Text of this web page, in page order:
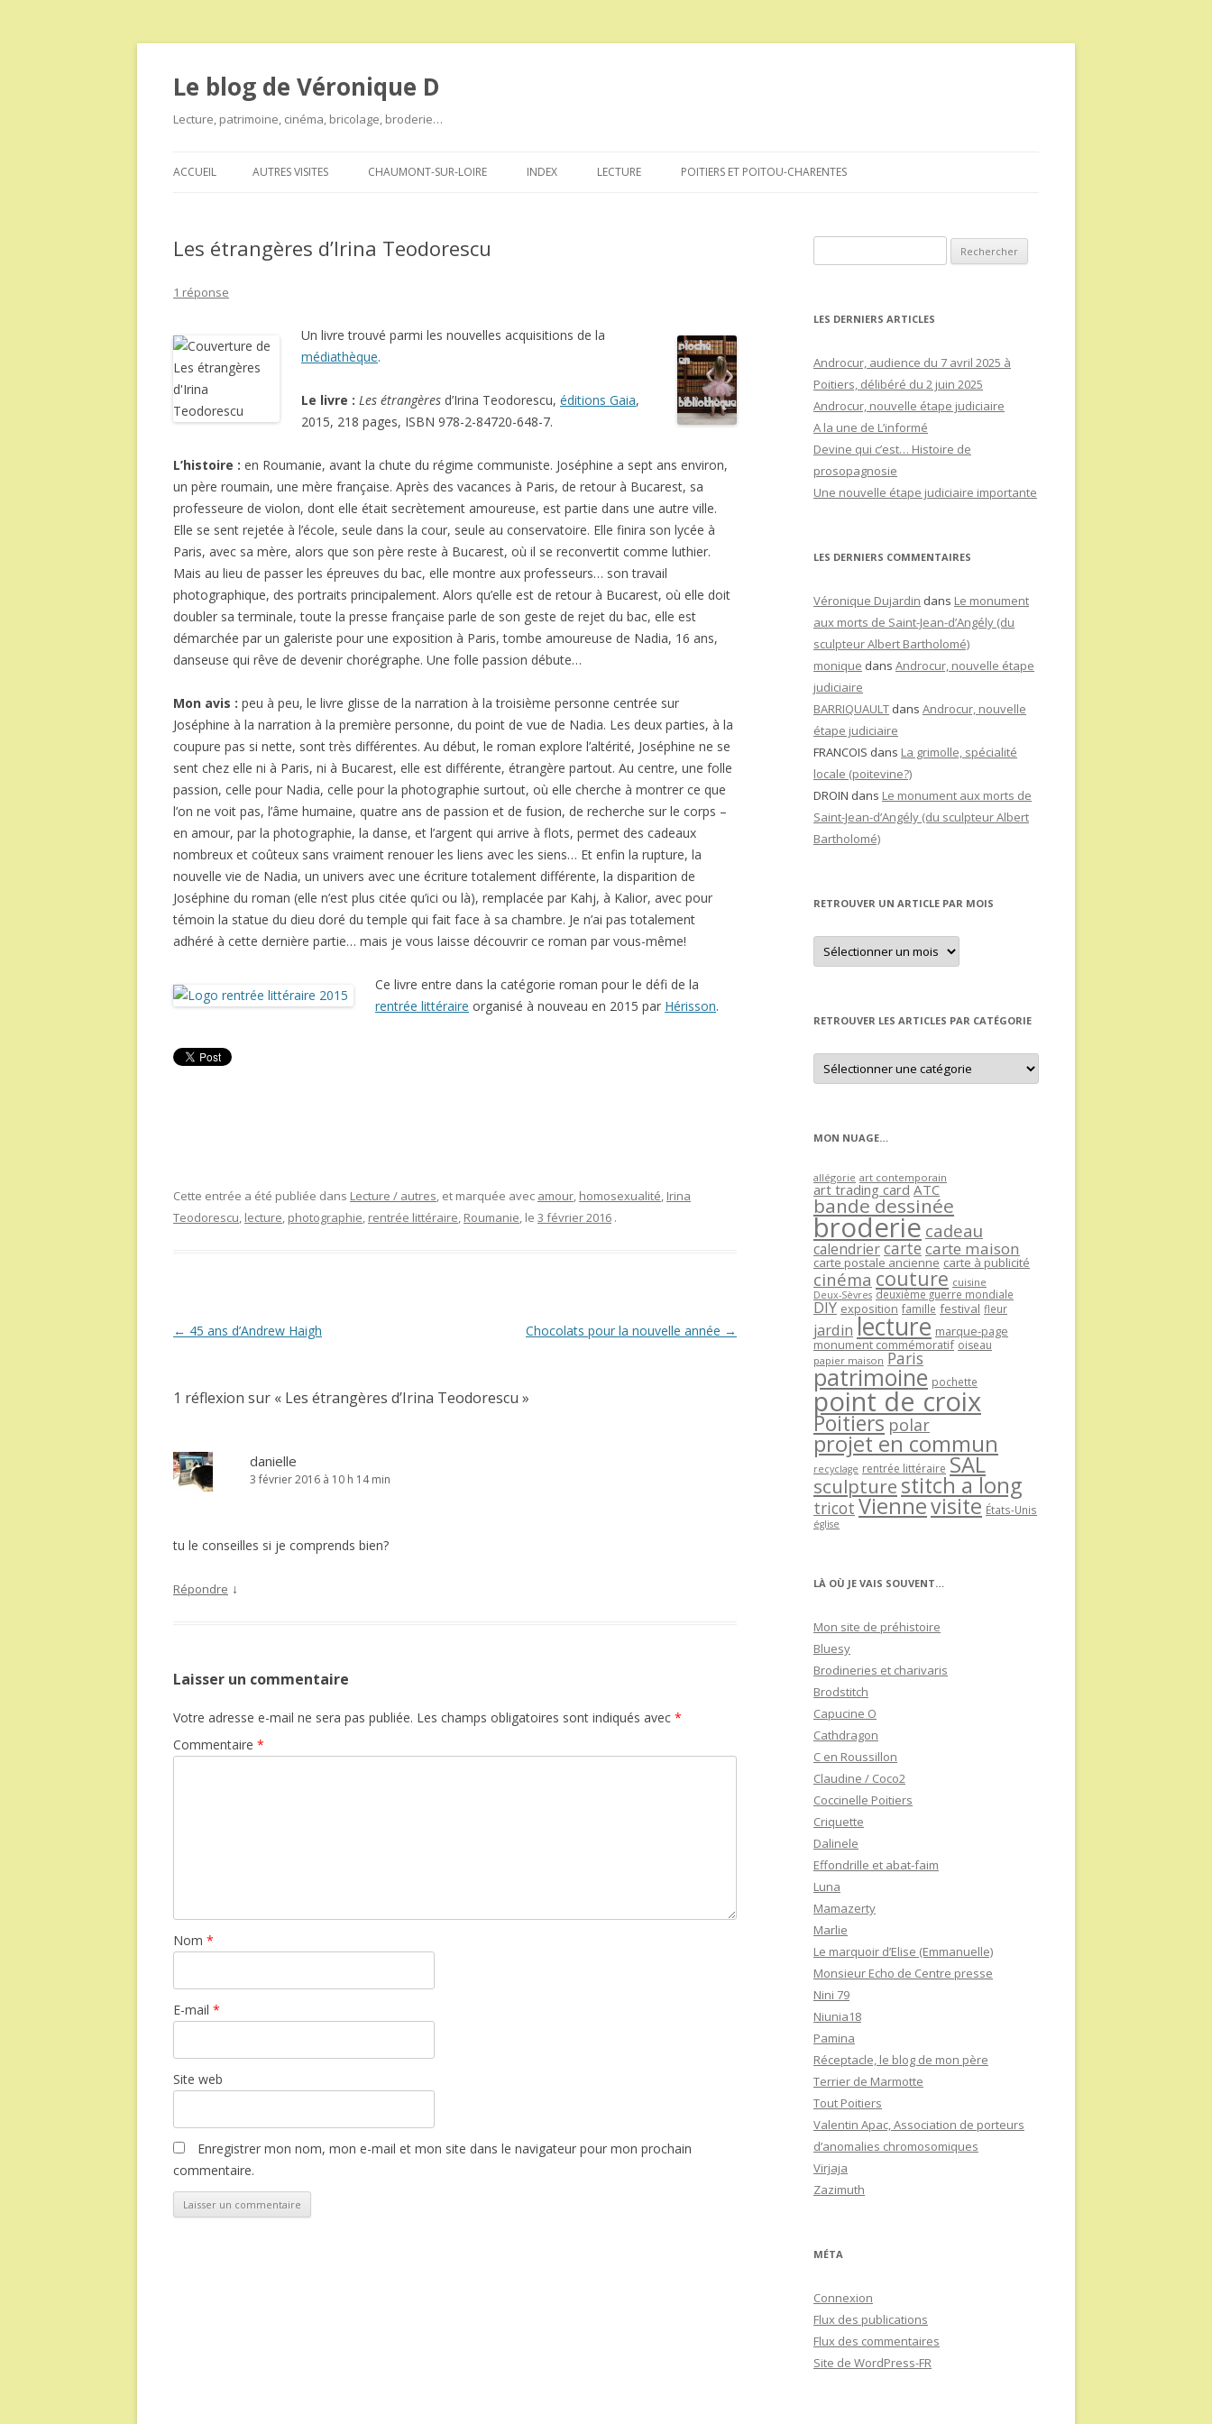
Le blog de Véronique D
Lecture, patrimoine, cinéma, bricolage, broderie…
au
ACCUEIL AUTRES VISITES CHAUMONT-SUR-LOIRE INDEX LECTURE POITIERS ET POITOU-CHARENTES
Les étrangères d’Irina Teodorescu
1 réponse
Un livre trouvé parmi les nouvelles acquisitions de la
médiathèque.
Le livre : Les étrangères d’Irina Teodorescu, éditions Gaia,
2015, 218 pages, ISBN 978-2-84720-648-7.
L’histoire : en Roumanie, avant la chute du régime communiste. Joséphine a sept ans environ,
un père roumain, une mère française. Après des vacances à Paris, de retour à Bucarest, sa
professeure de violon, dont elle était secrètement amoureuse, est partie dans une autre ville.
Elle se sent rejetée à l’école, seule dans la cour, seule au conservatoire. Elle finira son lycée à
Paris, avec sa mère, alors que son père reste à Bucarest, où il se reconvertit comme luthier.
Mais au lieu de passer les épreuves du bac, elle montre aux professeurs… son travail
photographique, des portraits principalement. Alors qu’elle est de retour à Bucarest, où elle doit
doubler sa terminale, toute la presse française parle de son geste de rejet du bac, elle est
démarchée par un galeriste pour une exposition à Paris, tombe amoureuse de Nadia, 16 ans,
danseuse qui rêve de devenir chorégraphe. Une folle passion débute…
Mon avis : peu à peu, le livre glisse de la narration à la troisième personne centrée sur
Joséphine à la narration à la première personne, du point de vue de Nadia. Les deux parties, à la
coupure pas si nette, sont très différentes. Au début, le roman explore l’altérité, Joséphine ne se
sent chez elle ni à Paris, ni à Bucarest, elle est différente, étrangère partout. Au centre, une folle
passion, celle pour Nadia, celle pour la photographie surtout, où elle cherche à montrer ce que
l’on ne voit pas, l’âme humaine, quatre ans de passion et de fusion, de recherche sur le corps –
en amour, par la photographie, la danse, et l’argent qui arrive à flots, permet des cadeaux
nombreux et coûteux sans vraiment renouer les liens avec les siens… Et enfin la rupture, la
nouvelle vie de Nadia, un univers avec une écriture totalement différente, la disparition de
Joséphine du roman (elle n’est plus citée qu’ici ou là), remplacée par Kahj, à Kalior, avec pour
témoin la statue du dieu doré du temple qui fait face à sa chambre. Je n’ai pas totalement
adhéré à cette dernière partie… mais je vous laisse découvrir ce roman par vous-même!
Ce livre entre dans la catégorie roman pour le défi de la
rentrée littéraire organisé à nouveau en 2015 par Hérisson.
Cette entrée a été publiée dans Lecture / autres, et marquée avec amour, homosexualité, Irina
Teodorescu, lecture, photographie, rentrée littéraire, Roumanie, le 3 février 2016 .
Navigation
← 45 ans d’Andrew Haigh Chocolats pour la nouvelle année →
1 réflexion sur « Les étrangères d’Irina Teodorescu »
danielle
3 février 2016 à 10 h 14 min
tu le conseilles si je comprends bien?
Répondre ↓
Laisser un commentaire
Votre adresse e-mail ne sera pas publiée. Les champs obligatoires sont indiqués avec *
Commentaire *
Nom *
E-mail *
Site web
Enregistrer mon nom, mon e-mail et mon site dans le navigateur pour mon prochain
commentaire.
LES DERNIERS ARTICLES
Androcur, audience du 7 avril 2025 à
Poitiers, délibéré du 2 juin 2025
Androcur, nouvelle étape judiciaire
A la une de L’informé
Devine qui c’est… Histoire de
prosopagnosie
Une nouvelle étape judiciaire importante
LES DERNIERS COMMENTAIRES
Véronique Dujardin dans Le monument
aux morts de Saint-Jean-d’Angély (du
sculpteur Albert Bartholomé)
monique dans Androcur, nouvelle étape
judiciaire
BARRIQUAULT dans Androcur, nouvelle
étape judiciaire
FRANCOIS dans La grimolle, spécialité
locale (poitevine?)
DROIN dans Le monument aux morts de
Saint-Jean-d’Angély (du sculpteur Albert
Bartholomé)
RETROUVER UN ARTICLE PAR MOIS
Retrouver
un
article
RETROUVER LES ARTICLES PAR CATÉGORIE
Retrouver
les
articles
MON NUAGE…
allégorie art contemporain
art trading card ATC
bande dessinée
broderie cadeau
calendriercartecarte maison
carte postale ancienne carte à publicité
cinéma couture cuisine
Deux-Sèvres deuxième guerre mondiale
DIY exposition famille festival fleur
jardin lecture marque-page
monument commémoratif oiseau
papier maison Paris
patrimoine pochette
point de croix
Poitiers polar
projet en commun
recyclage rentrée littéraire SAL
sculpture stitch a long
tricot Viennevisite États-Unis
église
LÀ OÙ JE VAIS SOUVENT…
Mon site de préhistoire
Bluesy
Brodineries et charivaris
Brodstitch
Capucine O
Cathdragon
C en Roussillon
Claudine / Coco2
Coccinelle Poitiers
Criquette
Dalinele
Effondrille et abat-faim
Luna
Mamazerty
Marlie
Le marquoir d’Elise (Emmanuelle)
Monsieur Echo de Centre presse
Nini 79
Niunia18
Pamina
Réceptacle, le blog de mon père
Terrier de Marmotte
Tout Poitiers
Valentin Apac, Association de porteurs
d’anomalies chromosomiques
Virjaja
Zazimuth
MÉTA
Connexion
Flux des publications
Flux des commentaires
Site de WordPress-FR